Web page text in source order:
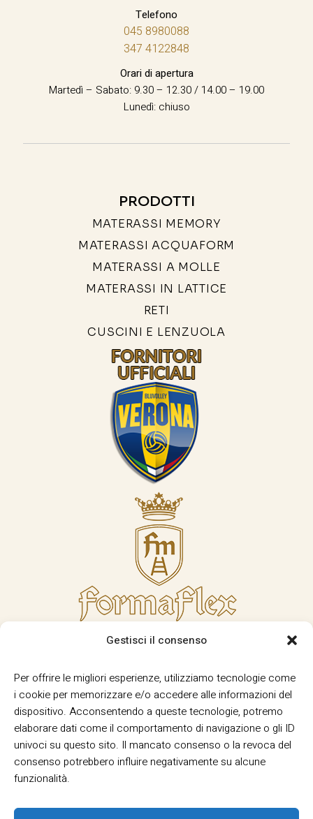
Gestisci il consenso
Per offrire le migliori esperienze, utilizziamo tecnologie come
i cookie per memorizzare e/o accedere alle informazioni del
dispositivo. Acconsentendo a queste tecnologie, potremo
elaborare dati come il comportamento di navigazione o gli ID
univoci su questo sito. Il mancato consenso o la revoca del
consenso potrebbero influire negativamente su alcune
funzionalità.
Telefono
045 8980088
347 4122848
Orari di apertura
Martedì – Sabato: 9.30 – 12.30 / 14.00 – 19.00
Lunedì: chiuso
PRODOTTI
MATERASSI MEMORY
MATERASSI ACQUAFORM
MATERASSI A MOLLE
MATERASSI IN LATTICE
RETI
CUSCINI E LENZUOLA